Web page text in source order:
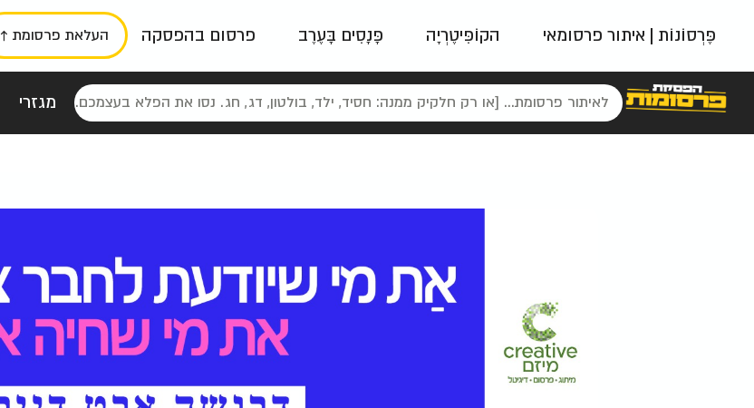
פֶּרְסוֹנוֹת | איתור פרסומאי הקוֹפִּיטֶרְיָה פָּנָסִים בָּעֶרֶב פרסום בהפסקה העלאת פרסומת ↑
מגזרי
פאשן
ניינטיז נוסטלגי כרזות טיפוגרפי